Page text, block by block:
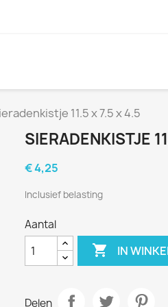
11.5 x 7.5 x 4.5
SIERADENKISTJE
€ 4,25
Inclusief belasting
Aantal
 IN
Delen